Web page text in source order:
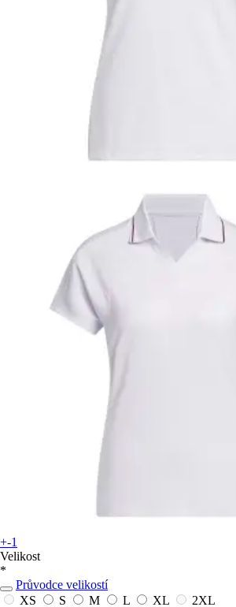
+-1
Velikost
*
Průvodce velikostí
XS
S M L XL 2XL